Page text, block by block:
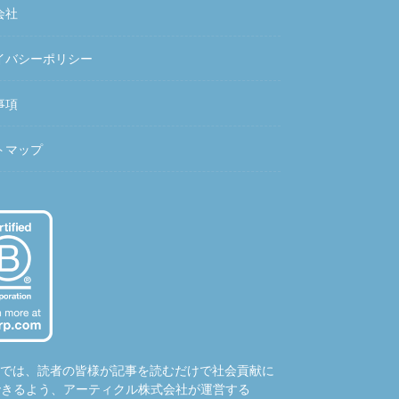
社
バシーポリシー
項
マップ
は、読者の皆様が記事を読むだけで社会貢献に
るよう、アーティクル株式会社が運営する